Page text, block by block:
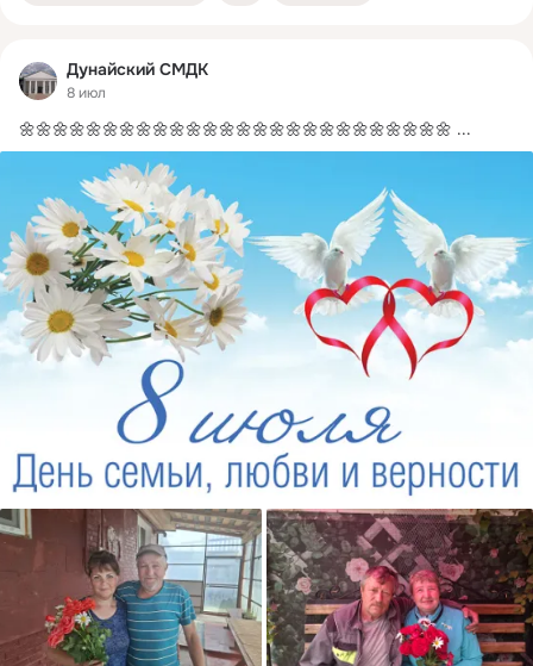
Дунайский СМДК
8 июл
🌼🌼🌼🌼🌼🌼🌼🌼🌼🌼🌼🌼🌼🌼🌼🌼🌼🌼🌼🌼🌼🌼🌼🌼🌼🌼 ...